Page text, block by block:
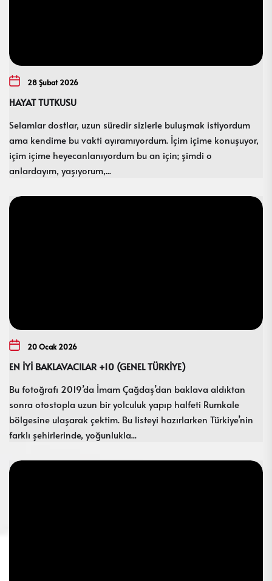
28 Şubat 2026
HAYAT TUTKUSU
Selamlar dostlar, uzun süredir sizlerle buluşmak istiyordum
ama kendime bu vakti ayıramıyordum. İçim içime konuşuyor,
içim içime heyecanlanıyordum bu an için; şimdi o
anlardayım, yaşıyorum,...
20 Ocak 2026
EN İYİ BAKLAVACILAR +10 (GENEL TÜRKİYE)
Bu fotoğrafı 2019’da İmam Çağdaş’dan baklava aldıktan
sonra otostopla uzun bir yolculuk yapıp halfeti Rumkale
bölgesine ulaşarak çektim. Bu listeyi hazırlarken Türkiye’nin
farklı şehirlerinde, yoğunlukla...